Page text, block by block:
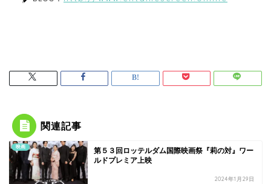
関連記事
映画
第５３回ロッテルダム国際映画祭『莉の対』ワー
ルドプレミア上映
2024年1月29日